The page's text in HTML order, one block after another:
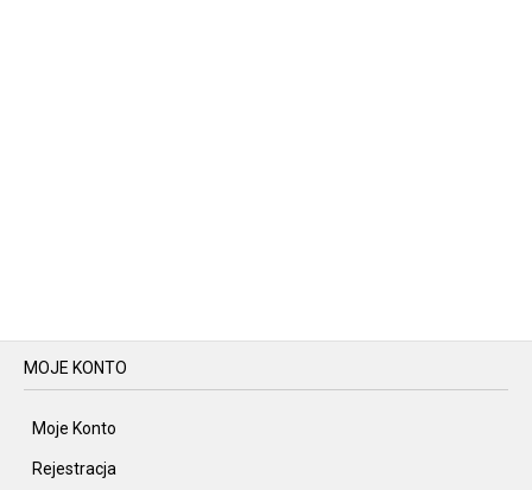
MOJE KONTO
Moje Konto
Rejestracja